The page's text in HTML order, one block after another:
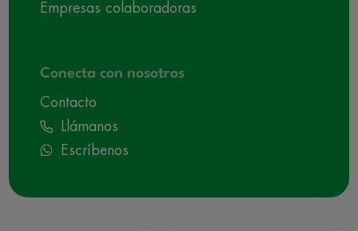
Empresas colaboradoras
Conecta con nosotros
Contacto
Llámanos
Escríbenos